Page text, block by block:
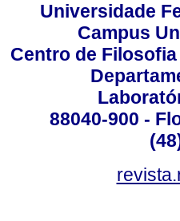
Universidade
Campus
Centro de
88040-900 -